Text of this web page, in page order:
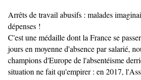
Arrêts de travail abusifs : malades
dépenses !
C'est une médaille dont la France se
jours en moyenne d'absence par salarié,
champions d'Europe de l'absentéisme
situation ne fait qu'empirer : en 2017,